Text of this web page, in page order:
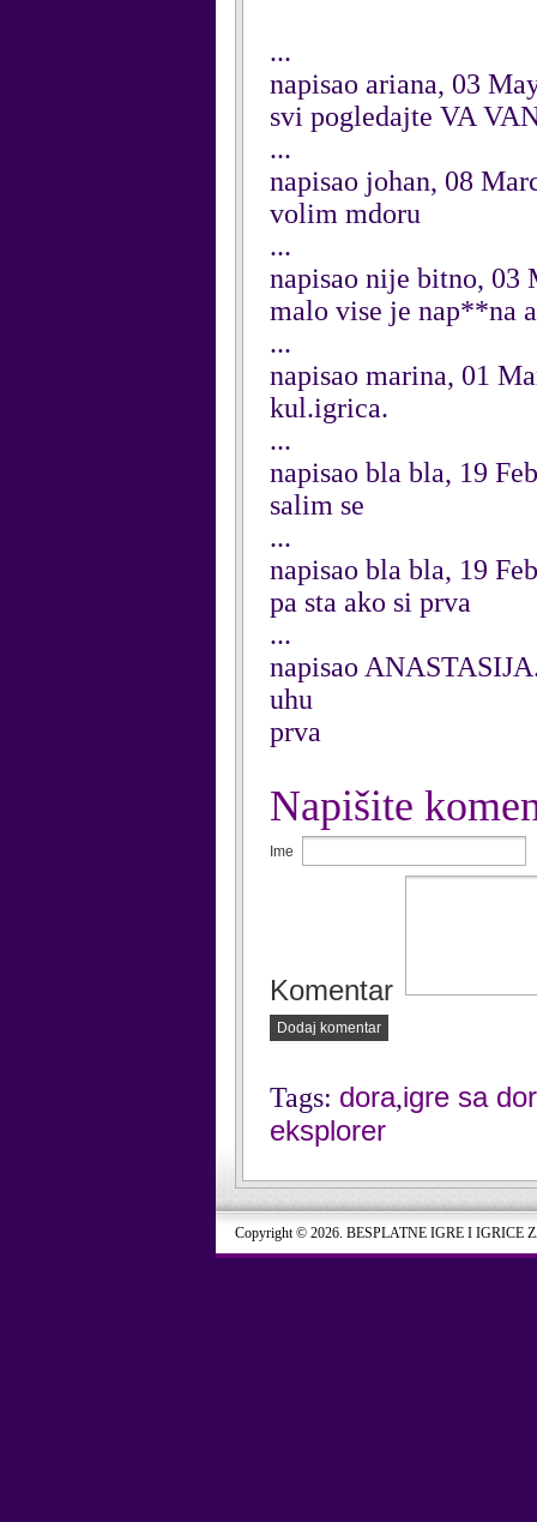
...
napisao ariana, 03
svi pogledajte VA
...
napisao johan, 08
volim mdoru
...
napisao nije bitno, 03
malo vise je nap**na
...
napisao marina, 01
kul.igrica.
...
napisao bla bla, 19
salim se
...
napisao bla bla, 19
pa sta ako si prva
...
napisao
uhu
prva
Napišite
Ime
Komentar
Dodaj komentar
Tags: dora,igre sa
eksplorer
Copyright © 2026. BESPLATNE IGRE I IGRICE